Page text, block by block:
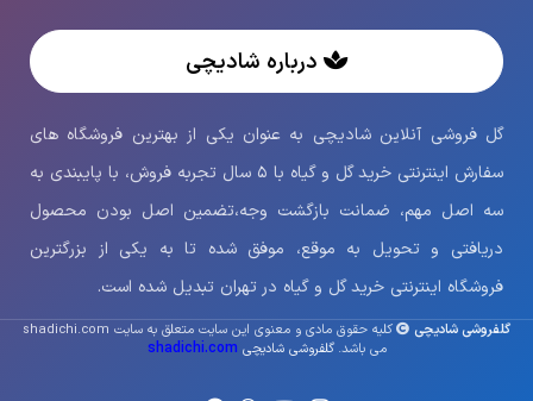
درباره شادیچی
گل فروشی آنلاین شادیچی به عنوان یکی از بهترین فروشگاه های
سفارش اینترنتی خرید گل و گیاه با ۵ سال تجربه فروش، با پایبندی به
سه اصل مهم، ضمانت بازگشت وجه،تضمین اصل بودن محصول
دریافتی و تحویل به موقع، موفق شده تا به یکی از بزرگترین
فروشگاه اینترنتی خرید گل و گیاه در تهران تبدیل شده است.
گلفروشی شادیچی
کلیه حقوق مادی و معنوی این سایت متعلق به سایت shadichi.com
می باشد.گلفروشی شادیچی shadichi.com